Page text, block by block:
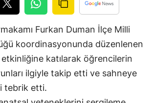
Erzincan
Erzurum
Eskişehir
Gaziantep
Furkan Duman İlçe Milli
koordinasyonunda düzenlenen
katılarak öğrencilerin
ilgiyle takip etti ve sahneye
tebrik etti.